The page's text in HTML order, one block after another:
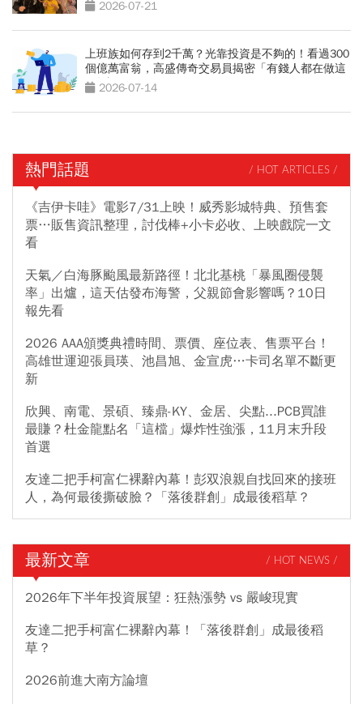
2026-07-21
上班族如何存到2千萬？光靠投資是不夠的！看過300
個億萬富翁，高盛傳奇交易員揭密「有錢人都在做這
2件事」
2026-07-14
熱門話題 / HOT ARTICLES /
《吉伊卡哇》電影7/31上映！威秀影城特典、預售套
票…販售資訊整理，討伐棒+小卡必收、上映戲院一文
看
天氣／白海豚颱風最新路徑！北北基桃「暴風圈侵襲
率」出爐，這天估發布海警，父親節會影響嗎？10日
報先看
2026 AAA頒獎典禮時間、票價、座位表、售票平台！
高雄世運迎張員瑛、池昌旭、金宣虎…卡司名單不斷更
新
欣興、南電、景碩、臻鼎-KY、金居、尖點...PCB買誰
最賺？杜金龍點名「這檔」爆炸性強漲，11月末升段
首選
友達二把手柯富仁裸辭內幕！彭双浪親自找回來的接班
人，為何最後撕破臉？「落後群創」成最後稻草？
最新文章 / HOT NEWS /
2026年下半年投資展望：狂熱漲勢 vs 嚴峻現實
友達二把手柯富仁裸辭內幕！「落後群創」成最後稻
草？
2026前進大南方論壇